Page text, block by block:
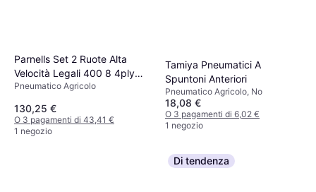
Parnells Set 2 Ruote Alta
Velocità Legali 400 8 4ply
100mm
Pneumatico Agricolo
130,25 €
O 3 pagamenti di 43,41 €
1 negozio
Tamiya Pneumatici A
Spuntoni Anteriori
Pneumatico Agricolo, No
18,08 €
O 3 pagamenti di 6,02 €
1 negozio
Di tendenza